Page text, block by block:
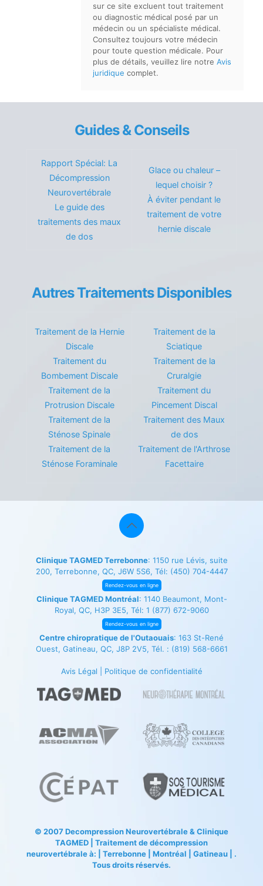
sur ce site excluent tout traitement
ou diagnostic médical posé par un
médecin ou un spécialiste médical.
Consultez toujours votre médecin
pour toute question médicale. Pour
plus de détails, veuillez lire notre Avis
juridique complet.
Guides & Conseils
Rapport Spécial: La
Décompression
Neurovertébrale
Le guide des
traitements des maux
de dos
Glace ou chaleur –
lequel choisir ?
À éviter pendant le
traitement de votre
hernie discale
Autres Traitements Disponibles
Traitement de la Hernie
Discale
Traitement du
Bombement Discale
Traitement de la
Protrusion Discale
Traitement de la
Sténose Spinale
Traitement de la
Sténose Foraminale
Traitement de la
Sciatique
Traitement de la
Cruralgie
Traitement du
Pincement Discal
Traitement des Maux
de dos
Traitement de l'Arthrose
Facettaire
Clinique TAGMED Terrebonne: 1150 rue Lévis, suite
200, Terrebonne, QC, J6W 5S6, Tél: (450) 704-4447
Rendez-vous en ligne
Clinique TAGMED Montréal: 1140 Beaumont, Mont-
Royal, QC, H3P 3E5, Tél: 1 (877) 672-9060
Rendez-vous en ligne
Centre chiropratique de l'Outaouais: 163 St-René
Ouest, Gatineau, QC, J8P 2V5, Tél. : (819) 568-6661
Avis Légal Politique de confidentialité
© 2007Decompression Neurovertébrale& Clinique
TAGMED | Traitement de décompression
neurovertébrale à: | Terrebonne | Montréal | Gatineau | .
Tous droits réservés.